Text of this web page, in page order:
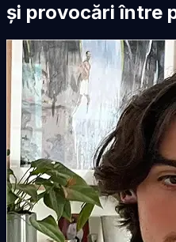
și provocări între